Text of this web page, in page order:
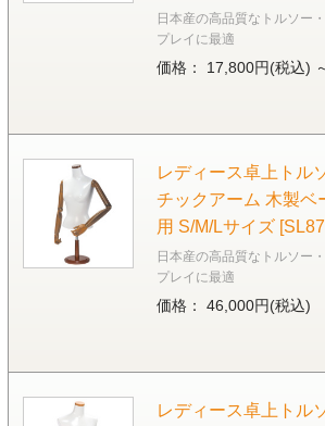
日本産の高品質なトルソー
プレイに最適
価格： 17,800円(税込)
レディース卓上トル
チックアーム 木製ベ
用 S/M/Lサイズ
日本産の高品質なトルソー
プレイに最適
価格： 46,000円(税込)
レディース卓上トル